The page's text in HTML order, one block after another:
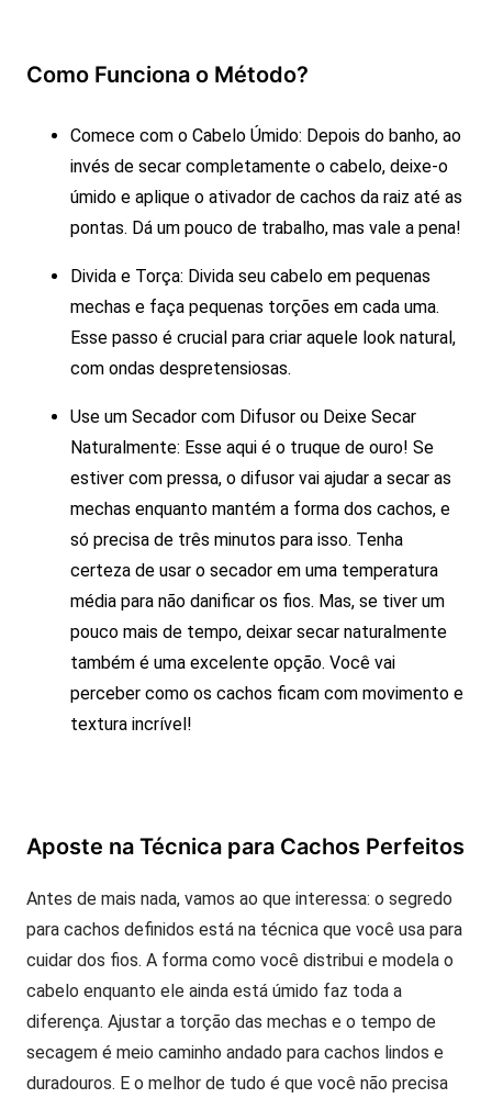
Como Funciona o Método?
Comece com o Cabelo Úmido: Depois do banho, ao
invés de secar completamente o cabelo, deixe-o
úmido e aplique o ativador de cachos da raiz até as
pontas. Dá um pouco de trabalho, mas vale a pena!
Divida e Torça: Divida seu cabelo em pequenas
mechas e faça pequenas torções em cada uma.
Esse passo é crucial para criar aquele look natural,
com ondas despretensiosas.
Use um Secador com Difusor ou Deixe Secar
Naturalmente: Esse aqui é o truque de ouro! Se
estiver com pressa, o difusor vai ajudar a secar as
mechas enquanto mantém a forma dos cachos, e
só precisa de três minutos para isso. Tenha
certeza de usar o secador em uma temperatura
média para não danificar os fios. Mas, se tiver um
pouco mais de tempo, deixar secar naturalmente
também é uma excelente opção. Você vai
perceber como os cachos ficam com movimento e
textura incrível!
Aposte na Técnica para Cachos Perfeitos
Antes de mais nada, vamos ao que interessa: o segredo
para cachos definidos está na técnica que você usa para
cuidar dos fios. A forma como você distribui e modela o
cabelo enquanto ele ainda está úmido faz toda a
diferença. Ajustar a torção das mechas e o tempo de
secagem é meio caminho andado para cachos lindos e
duradouros. E o melhor de tudo é que você não precisa